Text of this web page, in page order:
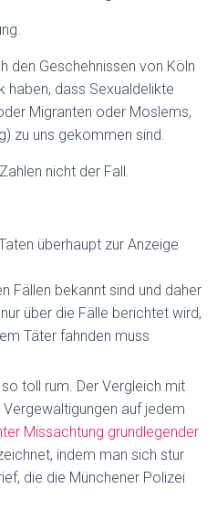
den Geschehnissen von Köln
haben, dass Sexualdelikte
Migranten oder Moslems,
zu uns gekommen sind.
nicht der Fall.
überhaupt zur Anzeige
Fällen bekannt sind und daher
über die Fälle berichtet wird,
Täter fahnden muss
toll rum. Der Vergleich mit
auf jedem
Missachtung grundlegender
indem man sich stur
die die Münchener Polizei